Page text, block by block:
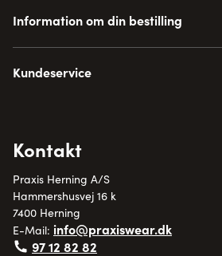
Information om din bestilling
Kundeservice
Kontakt
Praxis Herning A/S
Hammershusvej 16 k
7400 Herning
E-Mail: info@praxiswear.dk
97 12 82 82